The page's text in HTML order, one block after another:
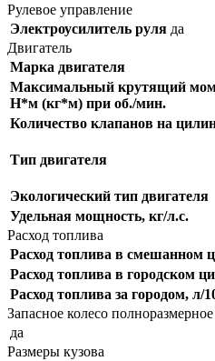
Рулевое управление
Электроусилитель руля да
Двигатель
Марка двигателя
Максимальный крутящий
Н*м (кг*м) при об./мин.
Количество клапанов на
Тип двигателя
Экологический тип двигателя
Удельная мощность, кг/л.с.
Расход топлива
Расход топлива в смешанном
Расход топлива в городском
Расход топлива за городом, л/
Запасное колесо полноразмерное
да
Размеры кузова